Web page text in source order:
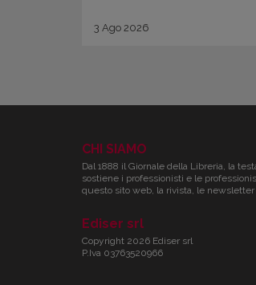
3 Ago 2026
CHI SIAMO
Dal 1888 il Giornale della Libreria, la
sostiene i professionisti e le
questo sito web, la rivista, le
Ediser srl
Copyright 2026 Ediser srl
P.Iva 03763520966